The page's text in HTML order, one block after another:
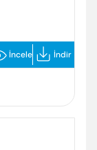
İncele İndir